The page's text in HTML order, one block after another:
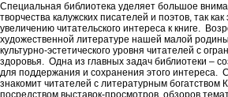
Специальная библиотека уделяет большое
творчества калужских писателей и поэтов, так как
увеличению читательского интереса к книге.
художественной литературе нашей малой
культурно-эстетического уровня читателей с
здоровья. Одна из главных задач библиотеки –
для поддержания и сохранения этого интереса.
знакомит читателей с литературным богатством
посредством выставок-просмотров, обзоров